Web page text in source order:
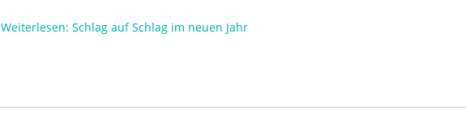
Weiterlesen: Schlag auf Schlag im neuen Jahr